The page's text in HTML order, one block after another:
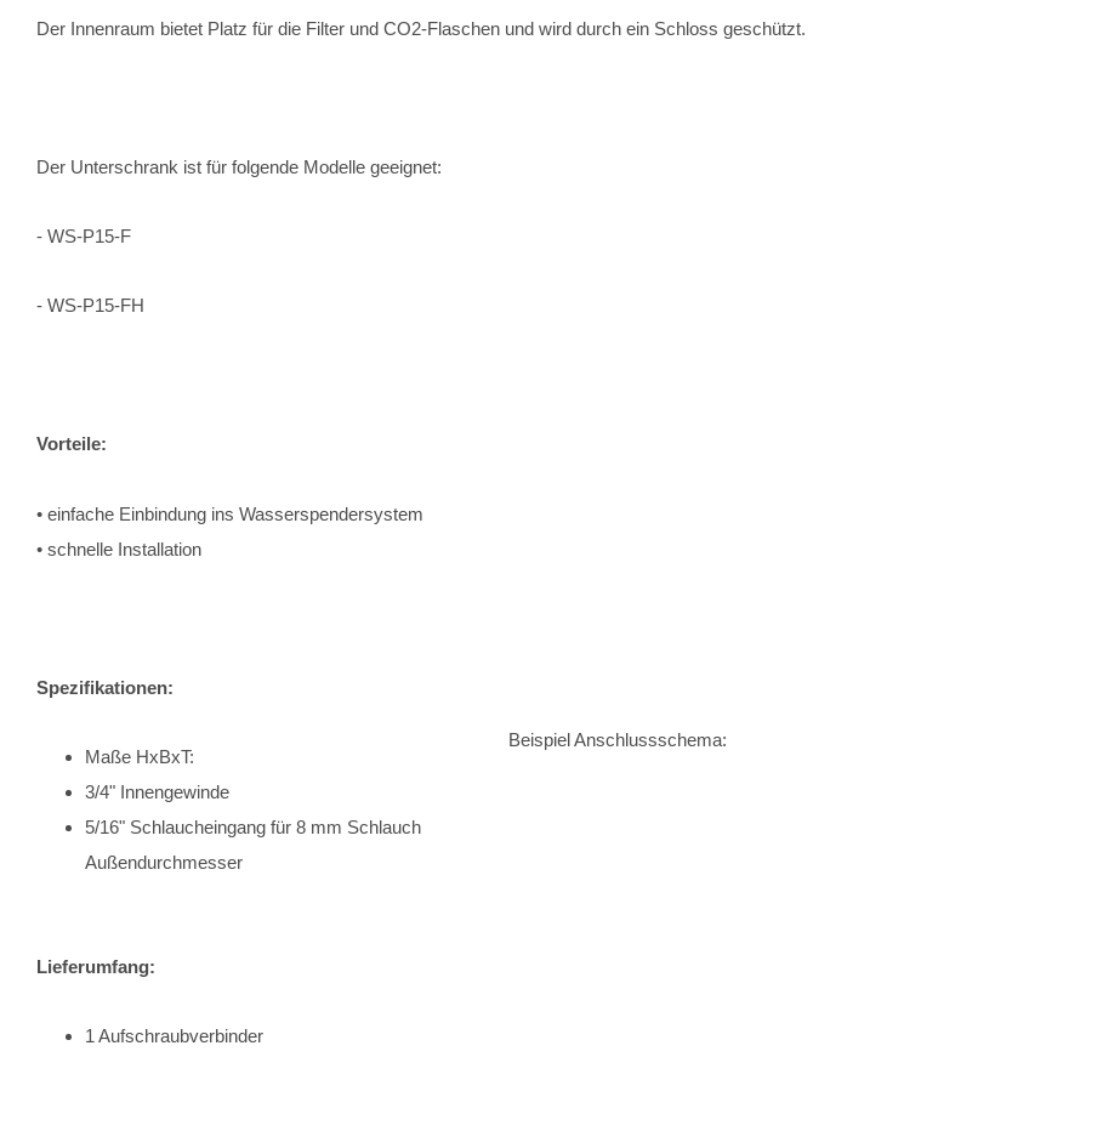
Der Innenraum bietet Platz für die Filter und CO2-Flaschen und wird durch ein Schloss geschützt.
Der Unterschrank ist für folgende Modelle geeignet:
- WS-P15-F
- WS-P15-FH
Vorteile:
• einfache Einbindung ins Wasserspendersystem
• schnelle Installation
Spezifikationen:
Maße HxBxT:
3/4" Innengewinde
5/16" Schlaucheingang für 8 mm Schlauch
Außendurchmesser
Lieferumfang:
1 Aufschraubverbinder
Beispiel Anschlussschema: